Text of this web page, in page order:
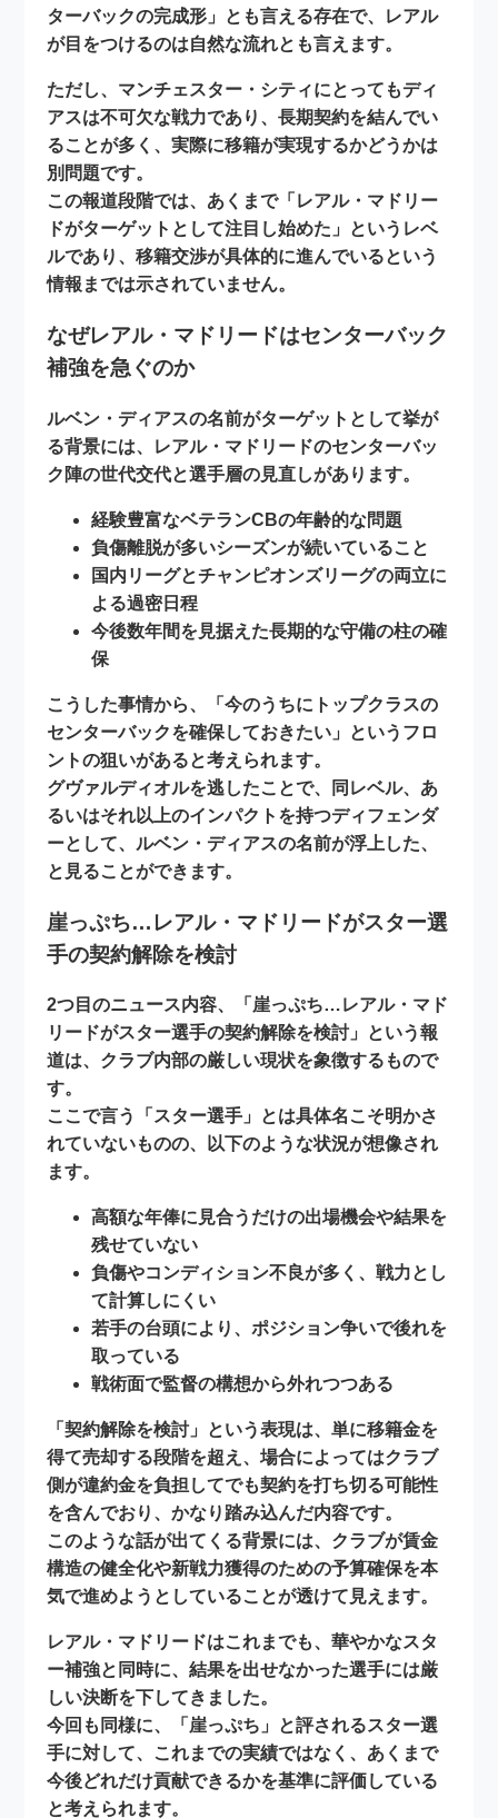
ターバックの完成形」とも言える存在で、レアル
が目をつけるのは自然な流れとも言えます。
ただし、マンチェスター・シティにとってもディ
アスは不可欠な戦力であり、長期契約を結んでい
ることが多く、実際に移籍が実現するかどうかは
別問題です。
この報道段階では、あくまで「レアル・マドリー
ドがターゲットとして注目し始めた」 というレベ
ルであり、移籍交渉が具体的に進んでいるという
情報までは示されていません。
なぜレアル・マドリードはセンターバック
補強を急ぐのか
ルベン・ディアスの名前がターゲットとして挙が
る背景には、レアル・マドリードのセンターバッ
ク陣の世代交代と選手層の見直しがあります。
経験豊富なベテランCBの年齢的な問題
負傷離脱が多いシーズンが続いていること
国内リーグとチャンピオンズリーグの両立に
よる過密日程
今後数年間を見据えた長期的な守備の柱の確
保
こうした事情から、「今のうちにトップクラスの
センターバックを確保しておきたい」というフロ
ントの狙いがあると考えられます。
グヴァルディオルを逃したことで、同レベル、あ
るいはそれ以上のインパクトを持つディフェンダ
ーとして、ルベン・ディアスの名前が浮上した、
と見ることができます。
崖っぷち…レアル・マドリードがスター選
手の契約解除を検討
2つ目のニュース内容、「 崖っぷち…レアル・マド
リードがスター選手の契約解除を検討」という報
道は、クラブ内部の厳しい現状を象徴するもので
す。
ここで言う「スター選手」とは具体名こそ明かさ
れていないものの、以下のような状況が想像され
ます。
高額な年俸に見合うだけの出場機会や結果を
残せていない
負傷やコンディション不良が多く、戦力とし
て計算しにくい
若手の台頭により、ポジション争いで後れを
取っている
戦術面で監督の構想から外れつつある
「契約解除を検討」という表現は、単に移籍金を
得て売却する段階を超え、場合によってはクラブ
側が違約金を負担してでも契約を打ち切る可能性
を含んでおり、かなり踏み込んだ内容です。
このような話が出てくる背景には、クラブが賃金
構造の健全化や新戦力獲得のための予算確保を本
気で進めようとしていることが透けて見えます。
レアル・マドリードはこれまでも、華やかなスタ
ー補強と同時に、結果を出せなかった選手には厳
しい決断を下してきました。
今回も同様に、「崖っぷち」と評されるスター選
手に対して、これまでの実績ではなく、あくまで
今後どれだけ貢献できるかを基準に評価している
と考えられます。